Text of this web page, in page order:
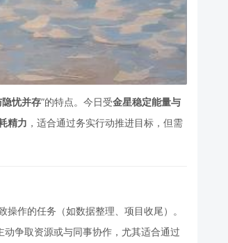
忧并存”的特点。今日受金星稳定能量与
精力 ，适合通过务实行动推进目标，但需
作的任务（如数据整理、项目收尾）。
争取资源或与同事协作，尤其适合通过